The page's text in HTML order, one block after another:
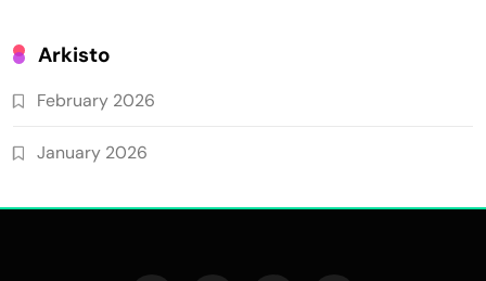
Arkisto
February 2026
January 2026